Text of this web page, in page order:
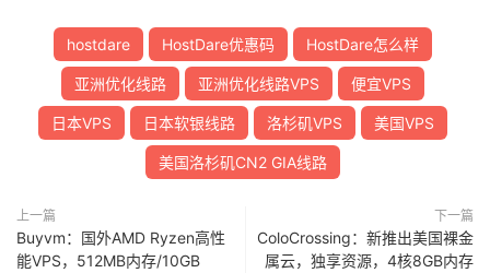
hostdare HostDare优惠码 HostDare怎么样
亚洲优化线路 亚洲优化线路VPS 便宜VPS
日本VPS 日本软银线路 洛杉矶VPS 美国VPS
美国洛杉矶CN2 GIA线路
上一篇
Buyvm：国外AMD Ryzen高性
能VPS，512MB内存/10GB
下一篇
ColoCrossing：新推出美国裸金
属云，独享资源，4核8GB内存